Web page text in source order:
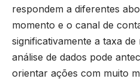
respondem a diferentes
momento e o canal de
significativamente a taxa
análise de dados pode
orientar ações com muito